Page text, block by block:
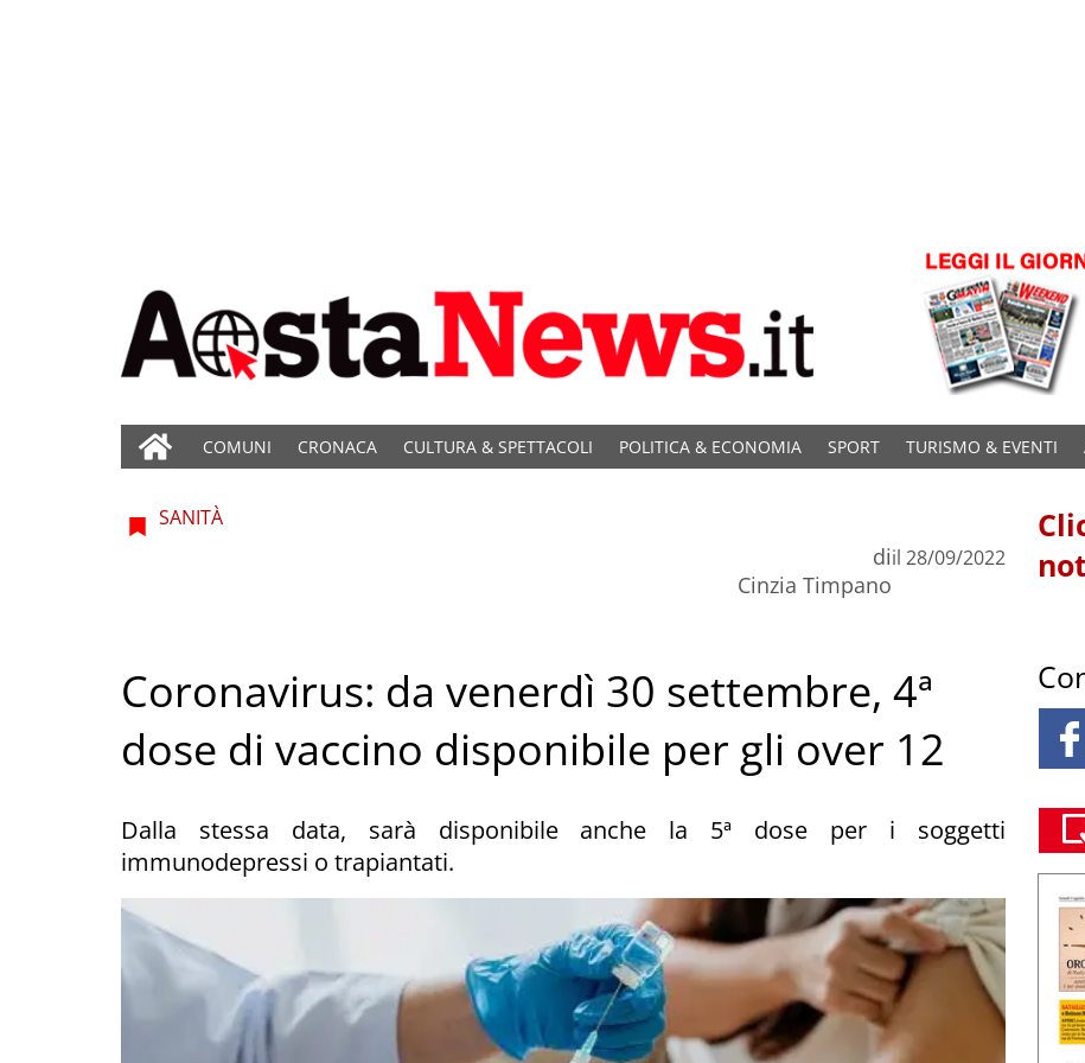
COMUNI CRONACA CULTURA & SPETTACOLI POLITICA & ECONOMIA SPORT TURISMO & EVENTI
SANITÀ
di
Cinzia Timpano
il 28/09/2022
Coronavirus: da venerdì 30 settembre, 4ª
dose di vaccino disponibile per gli over 12
Dalla stessa data, sarà disponibile anche la 5ª dose per i soggetti
immunodepressi o trapiantati.